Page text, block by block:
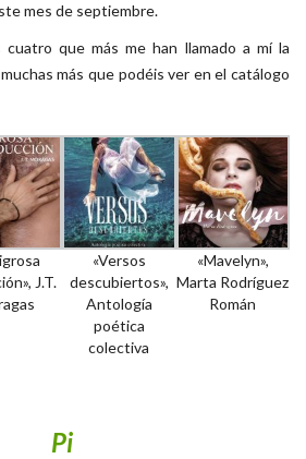
mes de septiembre.
que más me han llamado a mí la
más que podéis ver en el catálogo
J.T.
«Versos
descubiertos»,
Antología
poética
colectiva
«Mavelyn»,
Marta Rodríguez
Román
Pi